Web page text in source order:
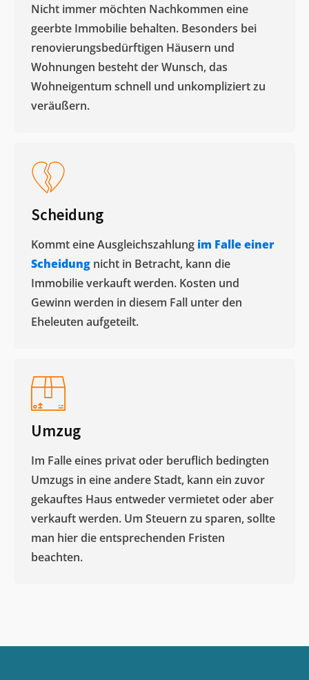
Nicht immer möchten Nachkommen eine
geerbte Immobilie behalten. Besonders bei
renovierungsbedürftigen Häusern und
Wohnungen besteht der Wunsch, das
Wohneigentum schnell und unkompliziert zu
veräußern. ​
Scheidung
Kommt eine Ausgleichszahlung im Falle einer
Scheidung nicht in Betracht, kann die
Immobilie verkauft werden. Kosten und
Gewinn werden in diesem Fall unter den
Eheleuten aufgeteilt.​
Umzug
Im Falle eines privat oder beruflich bedingten
Umzugs in eine andere Stadt, kann ein zuvor
gekauftes Haus entweder vermietet oder aber
verkauft werden. Um Steuern zu sparen, sollte
man hier die entsprechenden Fristen
beachten.